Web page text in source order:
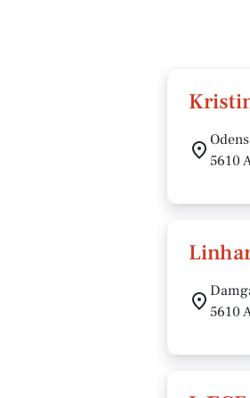
5610
5610